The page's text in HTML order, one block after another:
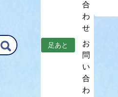
合
わ
せ
足あと
お
問
い
合
わ